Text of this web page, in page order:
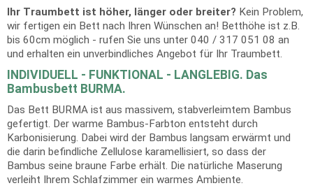
Ihr Traumbett ist höher, länger oder breiter? Kein Problem,
wir fertigen ein Bett nach Ihren Wünschen an! Betthöhe ist z.B.
bis 60cm möglich - rufen Sie uns unter 040 / 317 051 08 an
und erhalten ein unverbindliches Angebot für Ihr Traumbett.
INDIVIDUELL - FUNKTIONAL - LANGLEBIG. Das
Bambusbett BURMA.
Das Bett BURMA ist aus massivem, stabverleimtem Bambus
gefertigt. Der warme Bambus-Farbton entsteht durch
Karbonisierung. Dabei wird der Bambus langsam erwärmt und
die darin befindliche Zellulose karamellisiert, so dass der
Bambus seine braune Farbe erhält. Die natürliche Maserung
verleiht Ihrem Schlafzimmer ein warmes Ambiente.